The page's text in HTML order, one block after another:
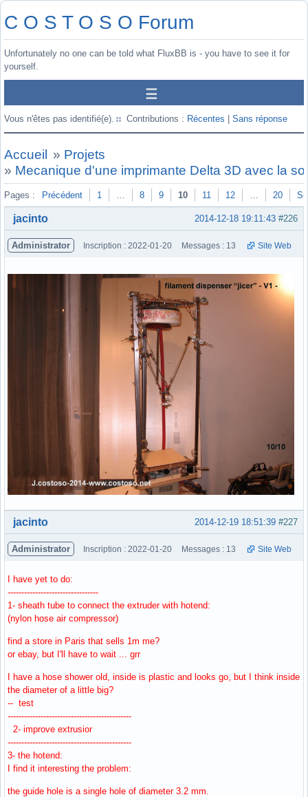
C O S T O S O Forum
Unfortunately no one can be told what FluxBB is - you have to see it for
yourself.
Vous n'êtes pas identifié(e). Contributions : Récentes Sans réponse
Accueil » Projets
» Mecanique d'une imprimante Delta 3D avec la
Pages : Précédent 1 … 8 9 10 11 12 … 20
#226
2014-12-18 19:11:43
jacinto
Administrator Inscription : 2022-01-20 Messages : 13 Site Web
Hors ligne #227
2014-12-19 18:51:39
jacinto
Administrator Inscription : 2022-01-20 Messages : 13 Site Web
I have yet to do:
---------------------------------
1- sheath tube to connect the extruder with hotend:
(nylon hose air compressor)
find a store in Paris that sells 1m me?
or ebay, but I'll have to wait ... grr
I have a hose shower old, inside is plastic and looks go, but I think inside
the diameter of a little big?
-- test
---------------------------------------------
2- improve extrusior
---------------------------------------------
3- the hotend:
I find it interesting the problem:
the guide hole is a single hole of diameter 3.2 mm.